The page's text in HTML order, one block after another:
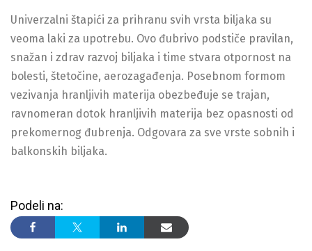
Univerzalni štapići za prihranu svih vrsta biljaka su
veoma laki za upotrebu. Ovo đubrivo podstiče pravilan,
snažan i zdrav razvoj biljaka i time stvara otpornost na
bolesti, štetočine, aerozagađenja. Posebnom formom
vezivanja hranljivih materija obezbeđuje se trajan,
ravnomeran dotok hranljivih materija bez opasnosti od
prekomernog đubrenja. Odgovara za sve vrste sobnih i
balkonskih biljaka.
Podeli na: